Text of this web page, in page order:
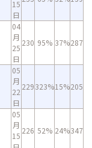
15
日
04
月
25
日
230 95% 37%287
05
月
22
日
229323%15%205
05
月
15
226 52% 24%347